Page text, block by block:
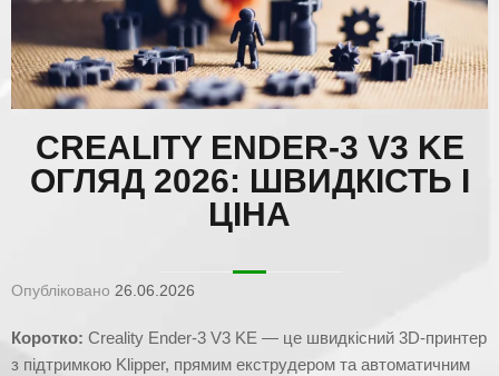
CREALITY ENDER-3 V3 KE
ОГЛЯД 2026: ШВИДКІСТЬ І
ЦІНА
Опубліковано 26.06.2026
Коротко: Creality Ender-3 V3 KE — це швидкісний 3D-принтер
з підтримкою Klipper, прямим екструдером та автоматичним